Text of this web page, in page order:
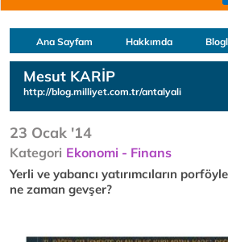
Ana Sayfam Hakkımda
Mesut KARİP
http://blog.milliyet.com.tr/antalyali
23 Ocak '14
Kategori Ekonomi - Finans
Yerli ve yabancı yatırımcıların
ne zaman gevşer?